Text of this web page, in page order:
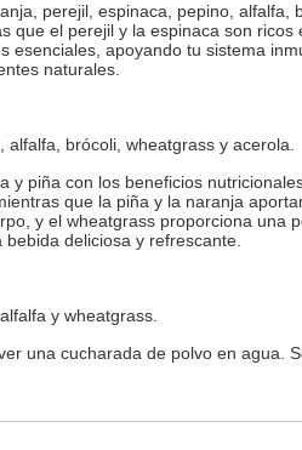
perejil, espinaca, pepino,
el perejil y la espinaca son
apoyando tu sistema
naturales.
brócoli, wheatgrass y acerola.
y piña con los beneficios
que la piña y la naranja
y el wheatgrass proporciona una
deliciosa y refrescante.
y wheatgrass.
una cucharada de polvo en agua.